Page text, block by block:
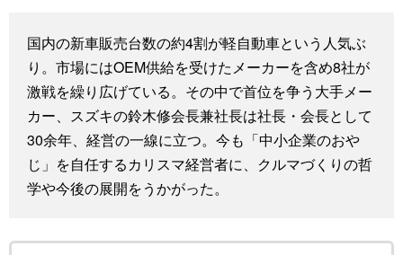
文化
科学・技術
暮らし
スポーツ・東京2020
動画/Live
Books
Cinema
Topics
Images
スポーツ・東京2020
国内の新車販売台数の約4割が軽自動車という人気ぶ
り。市場にはOEM供給を受けたメーカーを含め8社が
激戦を繰り広げている。その中で首位を争う大手メー
カー、スズキの鈴木修会長兼社長は社長・会長として
30余年、経営の一線に立つ。今も「中小企業のおや
じ」を自任するカリスマ経営者に、クルマづくりの哲
学や今後の展開をうかがった。